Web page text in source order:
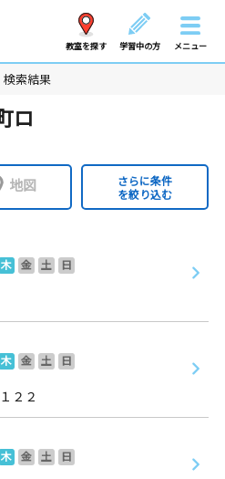
教室を探す 学習中の方 メニュー
検索結果
ロ
地図
さらに条件
を絞り込む
木 金 土
日
木 金 土
日
２２
木 金 土
日